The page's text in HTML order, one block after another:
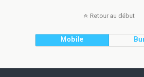
Retour au début
Mobile